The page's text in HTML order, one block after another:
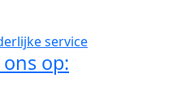
service
op: